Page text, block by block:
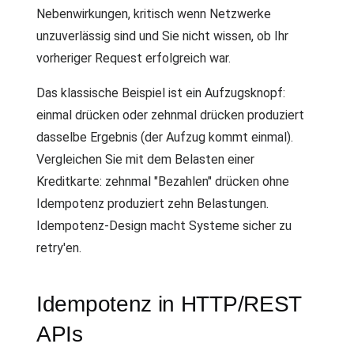
Nebenwirkungen, kritisch wenn Netzwerke
unzuverlässig sind und Sie nicht wissen, ob Ihr
vorheriger Request erfolgreich war.
Das klassische Beispiel ist ein Aufzugsknopf:
einmal drücken oder zehnmal drücken produziert
dasselbe Ergebnis (der Aufzug kommt einmal).
Vergleichen Sie mit dem Belasten einer
Kreditkarte: zehnmal "Bezahlen" drücken ohne
Idempotenz produziert zehn Belastungen.
Idempotenz-Design macht Systeme sicher zu
retry'en.
Idempotenz in HTTP/REST
APIs